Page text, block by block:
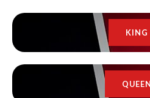
KING
QUEEN